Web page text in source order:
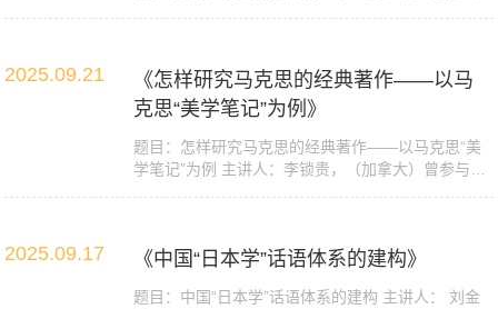
2025.09.21
《怎样研究马克思的经典著作——以马
克思“美学笔记”为例》
​题目：怎样研究马克思的经典著作——以马克思“美
学笔记”为例 主讲人：李锁贵，（加拿大）曾参与
2025.09.17 《中国“日本学”话语体系的建构》
题目：中国“日本学”话语体系的建构 主讲人： 刘金